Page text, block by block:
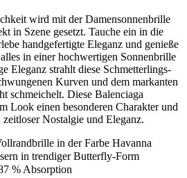
wird mit der Damensonnenbrille
in Szene gesetzt. Tauche ein in die
handgefertigte Eleganz und genieße
in einer hochwertigen Sonnenbrille
Eleganz strahlt diese Schmetterlings-
Kurven und dem markanten
schmeichelt. Diese Balenciaga
Look einen besonderen Charakter und
Nostalgie und Eleganz.
in der Farbe Havanna
in trendiger Butterfly-Form
% Absorption